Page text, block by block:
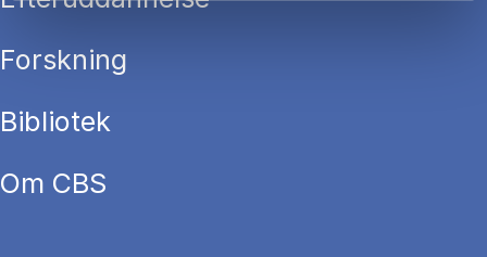
Forskning
Bibliotek
Om CBS